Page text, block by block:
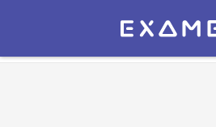
Экзамер — ЕГЭ 2027